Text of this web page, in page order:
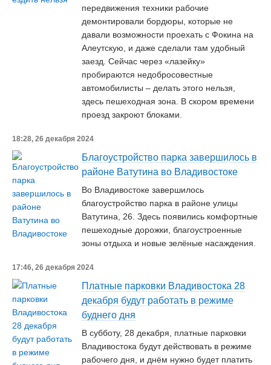
передвижения техники рабочие
демонтировали бордюры, которые не
давали возможности проехать с Фокина на
Алеутскую, и даже сделали там удобный
заезд. Сейчас через «лазейку»
пробираются недобросовестные
автомобилисты – делать этого нельзя,
здесь пешеходная зона. В скором времени
проезд закроют блоками.
18:28, 26 декабря 2024
Благоустройство парка завершилось в
районе Ватутина во Владивостоке
Во Владивостоке завершилось
благоустройство парка в районе улицы
Ватутина, 26. Здесь появились комфортные
пешеходные дорожки, благоустроенные
зоны отдыха и новые зелёные насаждения.
17:46, 26 декабря 2024
Платные парковки Владивостока 28
декабря будут работать в режиме
буднего дня
В субботу, 28 декабря, платные парковки
Владивостока будут действовать в режиме
рабочего дня, и днём нужно будет платить